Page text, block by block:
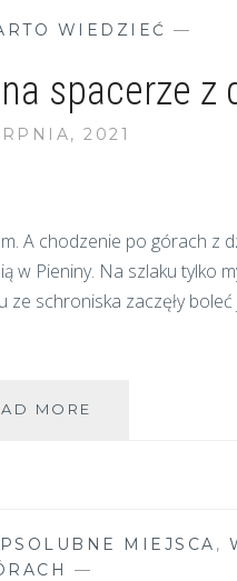
WIEDZIEĆ —
spacerze z
2021
A chodzenie po górach z
w Pieniny. Na szlaku tylko
schroniska zaczęły
MORE
DZIECKIEM
PSOLUBNE MIEJSCA ,
—